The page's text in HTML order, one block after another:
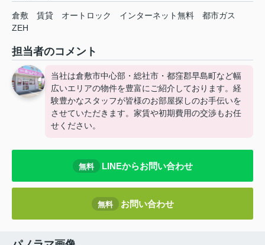
倉敷 賃貸 オートロック インターネット無料
都市ガス
ZEH
担当者のコメント
当社は倉敷市中心部・総社市・都窪郡早島町など幅
広いエリアの物件を豊富にご紹介しております。経
験豊かなスタッフが皆様のお部屋探しのお手伝いを
させていただきます。家賃や初期費用の交渉もお任
せください。
無料 LINEからお問い合わせ
無料 お問い合わせ